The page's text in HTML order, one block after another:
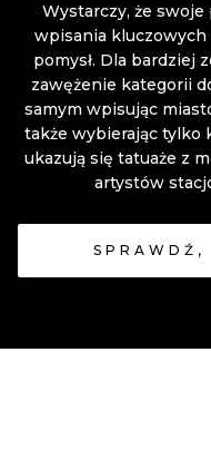
Wystarczy, że
wpisania kluczowych
pomysł. Dla bardziej
zawężenie kategorii
samym wpisując
także wybierając tylko
ukazują się tatuaże z
artystów
SPRAWDŹ,